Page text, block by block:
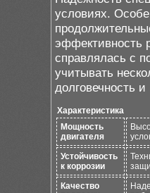
условиях.
эффективность
справлялась с
учитывать
долговечность
Характеристика
Мощность
двигателя
Устойчивость
к коррозии
Качество